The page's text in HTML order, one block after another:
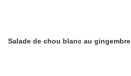
Salade de chou blanc au gingembre